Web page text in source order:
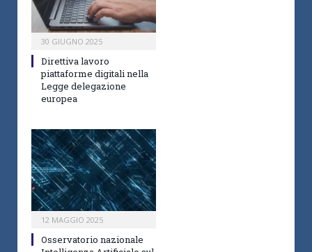
30 GIUGNO 2025
Direttiva lavoro
piattaforme digitali nella
Legge delegazione
europea
12 MAGGIO 2025
Osservatorio nazionale